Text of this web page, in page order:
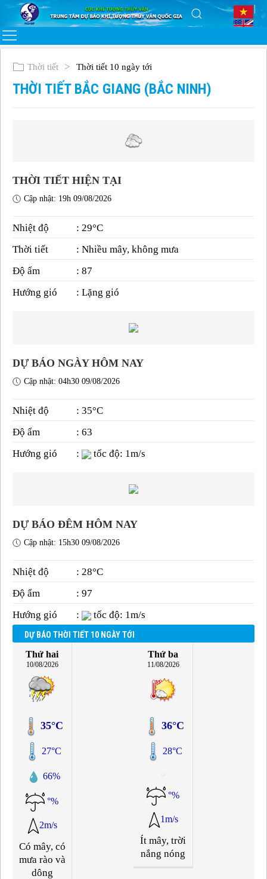
Thời tiết Thời tiết 10 ngày tới
THỜI TIẾT BẮC GIANG (BẮC NINH)
THỜI TIẾT HIỆN TẠI
Cập nhật: 19h 09/08/2026
Nhiệt độ
: 29°C
Thời tiết
: Nhiều mây, không mưa
Độ ẩm
: 87
Hướng gió
: Lặng gió
DỰ BÁO NGÀY HÔM NAY
Cập nhật: 04h30 09/08/2026
Nhiệt độ
: 35°C
Độ ẩm
: 63
Hướng gió
: tốc độ: 1m/s
DỰ BÁO ĐÊM HÔM NAY
Cập nhật: 15h30 09/08/2026
Nhiệt độ
: 28°C
Độ ẩm
: 97
Hướng gió
: tốc độ: 1m/s
DỰ BÁO THỜI TIẾT 10 NGÀY TỚI
Thứ hai
10/08/2026
35°C
27°C
66%
°%
2m/s
Có mây, có
mưa rào và
dông
Thứ ba
11/08/2026
36°C
28°C
°%
1m/s
Ít mây, trời
nắng nóng